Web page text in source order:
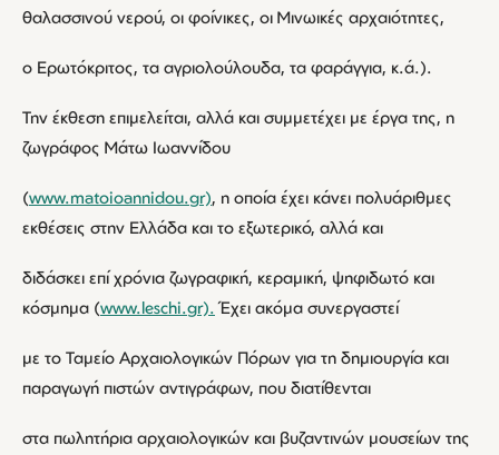
θαλασσινού νερού, οι φοίνικες, οι Μινωικές αρχαιότητες,
ο Ερωτόκριτος, τα αγριολούλουδα, τα φαράγγια, κ.ά.).
Την έκθεση επιμελείται, αλλά και συμμετέχει με έργα της, η
ζωγράφος Μάτω Ιωαννίδου
(www.matoioannidou.gr), η οποία έχει κάνει πολυάριθμες
εκθέσεις στην Ελλάδα και το εξωτερικό, αλλά και
διδάσκει επί χρόνια ζωγραφική, κεραμική, ψηφιδωτό και
κόσμημα (www.leschi.gr). Έχει ακόμα συνεργαστεί
με το Ταμείο Αρχαιολογικών Πόρων για τη δημιουργία και
παραγωγή πιστών αντιγράφων, που διατίθενται
στα πωλητήρια αρχαιολογικών και βυζαντινών μουσείων της